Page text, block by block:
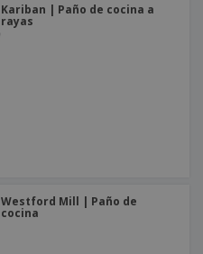
Kariban | Paño de cocina a
rayas
Westford Mill | Paño de
cocina